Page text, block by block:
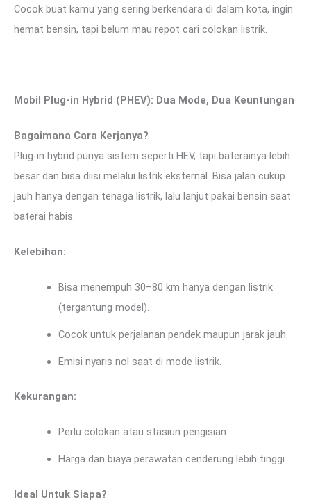
Cocok buat kamu yang sering berkendara di dalam kota, ingin
hemat bensin, tapi belum mau repot cari colokan listrik.
Mobil Plug-in Hybrid (PHEV): Dua Mode, Dua Keuntungan
Bagaimana Cara Kerjanya?
Plug-in hybrid punya sistem seperti HEV, tapi baterainya lebih
besar dan bisa diisi melalui listrik eksternal. Bisa jalan cukup
jauh hanya dengan tenaga listrik, lalu lanjut pakai bensin saat
baterai habis.
Kelebihan:
Bisa menempuh 30–80 km hanya dengan listrik
(tergantung model).
Cocok untuk perjalanan pendek maupun jarak jauh.
Emisi nyaris nol saat di mode listrik.
Kekurangan:
Perlu colokan atau stasiun pengisian.
Harga dan biaya perawatan cenderung lebih tinggi.
Ideal Untuk Siapa?